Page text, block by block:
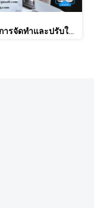
หลักสูตร การจัดทำและปรับใช้ SKILLS MATRIX อย่างได้ผล Skill Matrix Setting & Implementation